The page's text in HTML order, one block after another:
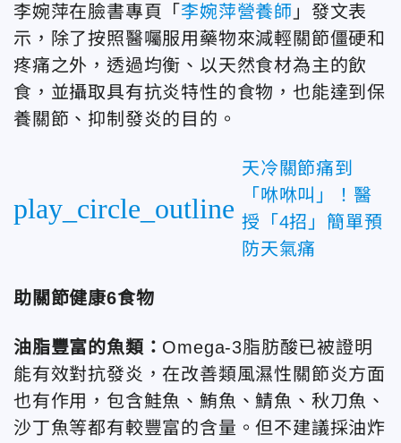
李婉萍在臉書專頁「 李婉萍營養師 」發文表
示，除了按照醫囑服用藥物來減輕關節僵硬和
疼痛之外，透過均衡、以天然食材為主的飲
食，並攝取具有抗炎特性的食物，也能達到保
養關節、抑制發炎的目的。
play_circle_outline
天冷關節痛到
「咻咻叫」！醫
授「4招」簡單預
防天氣痛
助關節健康6食物
油脂豐富的魚類： Omega-3脂肪酸已被證明
能有效對抗發炎，在改善類風濕性關節炎方面
也有作用，包含鮭魚、鮪魚、鯖魚、秋刀魚、
沙丁魚等都有較豐富的含量。但不建議採油炸